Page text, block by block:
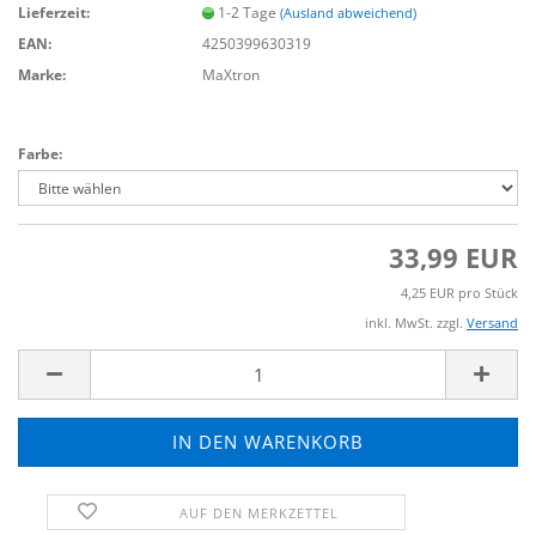
Lieferzeit:
1-2 Tage(Ausland abweichend)
EAN:
4250399630319
Marke:
MaXtron
Farbe:
33,99 EUR
4,25 EUR pro Stück
inkl. MwSt. zzgl. Versand
AUF DEN MERKZETTEL